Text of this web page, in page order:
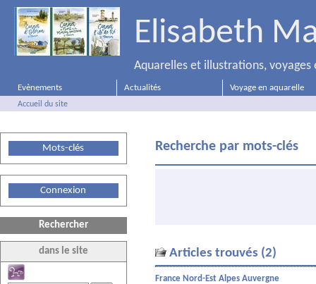
Elisabeth
Aquarelles et illustrations, voyages
Evènements Actualités Voyage en aquarelle
Accueil du site
Recherche par mots-clés
Articles trouvés (2)
France Nord-Est Alpes Auvergne
Mots-clés
Connexion
Rechercher
dans le site